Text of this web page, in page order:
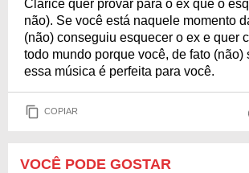
Clarice quer provar para o ex que o
não). Se você está naquele momento
(não) conseguiu esquecer o ex e quer
todo mundo porque você, de fato (não)
essa música é perfeita para você.
COPIAR
VOCÊ PODE GOSTAR